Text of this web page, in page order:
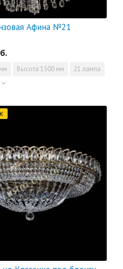
Афина №21
Высота 1500 мм 21 лампа